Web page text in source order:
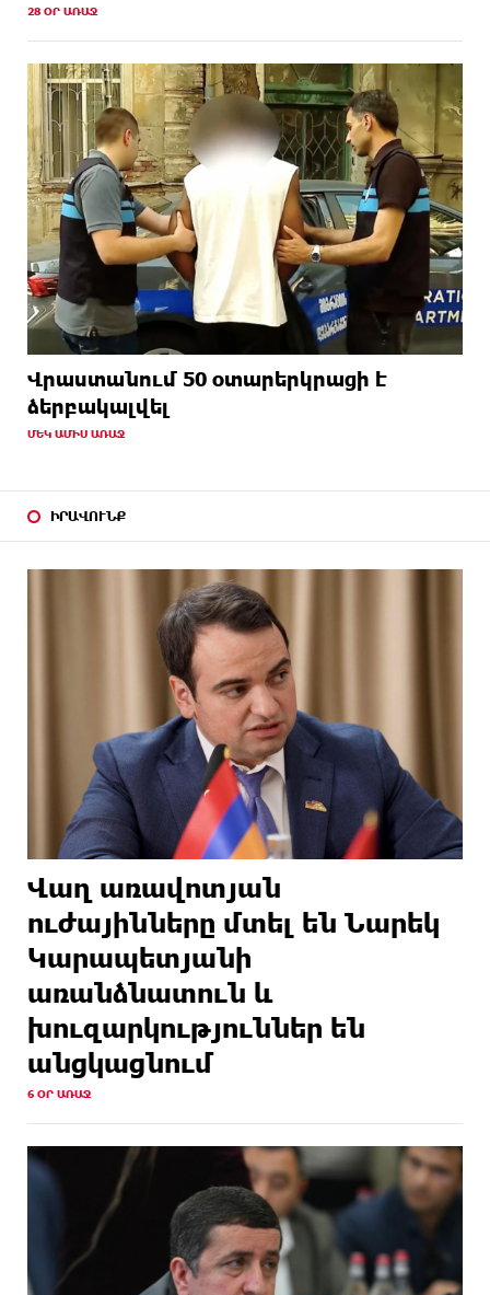
28 ՕՐ ԱՌԱՋ
Վրաստանում 50 օտարերկրացի է
ձերբակալվել
ՄԵԿ ԱՄԻՍ ԱՌԱՋ
ԻՐԱՎՈՒՆՔ
Վաղ առավոտյան
ուժայինները մտել են Նարեկ
Կարապետյանի
առանձնատուն և
խուզարկություններ են
անցկացնում
6 ՕՐ ԱՌԱՋ